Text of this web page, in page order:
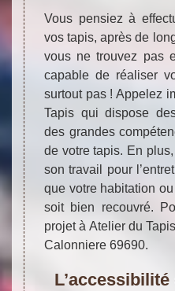
Vous pensiez à
vos tapis, après de
vous ne trouvez pas
capable de réaliser
surtout pas ! Appelez
Tapis qui dispose
des grandes
de votre tapis. En
son travail pour
que votre habitation
soit bien recouvré.
projet à Atelier du
Calonniere 69690.